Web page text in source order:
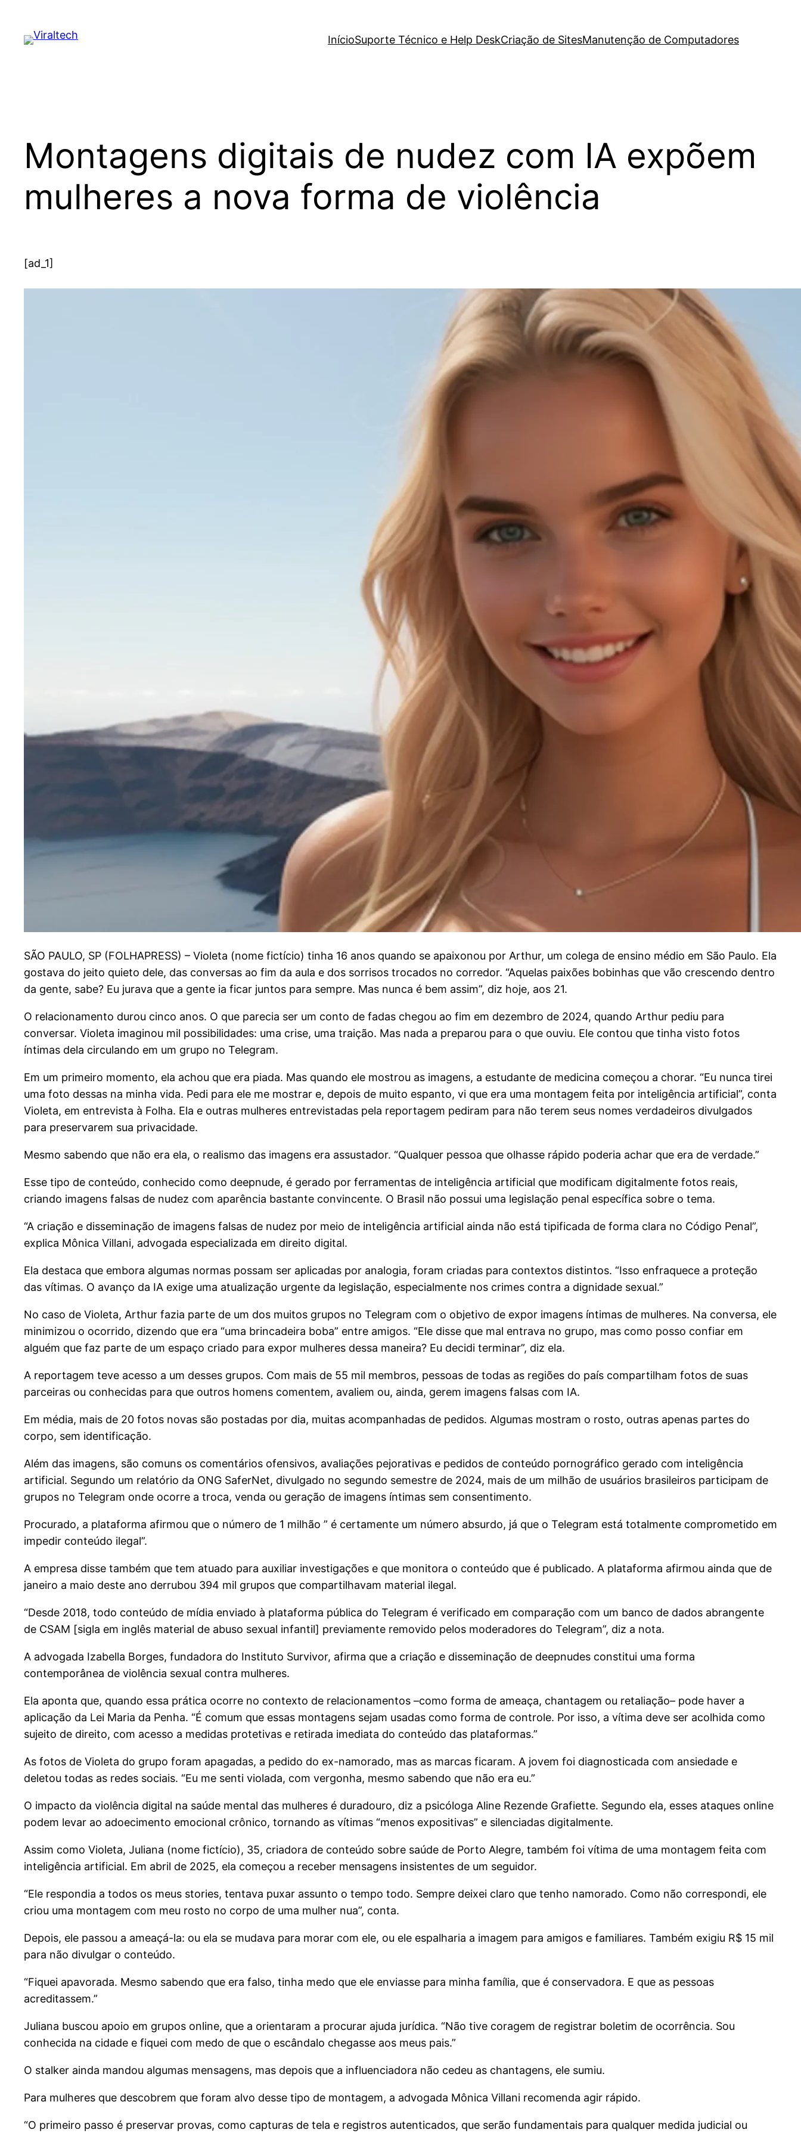
InícioSuporte Técnico e Help DeskCriação de SitesManutenção de Computadores
Montagens digitais de nudez com IA expõem
mulheres a nova forma de violência
[ad_1]
SÃO PAULO, SP (FOLHAPRESS) – Violeta (nome fictício) tinha 16 anos quando se apaixonou por Arthur, um colega de ensino médio em São Paulo. Ela
gostava do jeito quieto dele, das conversas ao fim da aula e dos sorrisos trocados no corredor. “Aquelas paixões bobinhas que vão crescendo dentro
da gente, sabe? Eu jurava que a gente ia ficar juntos para sempre. Mas nunca é bem assim”, diz hoje, aos 21.
O relacionamento durou cinco anos. O que parecia ser um conto de fadas chegou ao fim em dezembro de 2024, quando Arthur pediu para
conversar. Violeta imaginou mil possibilidades: uma crise, uma traição. Mas nada a preparou para o que ouviu. Ele contou que tinha visto fotos
íntimas dela circulando em um grupo no Telegram.
Em um primeiro momento, ela achou que era piada. Mas quando ele mostrou as imagens, a estudante de medicina começou a chorar. “Eu nunca tirei
uma foto dessas na minha vida. Pedi para ele me mostrar e, depois de muito espanto, vi que era uma montagem feita por inteligência artificial”, conta
Violeta, em entrevista à Folha. Ela e outras mulheres entrevistadas pela reportagem pediram para não terem seus nomes verdadeiros divulgados
para preservarem sua privacidade.
Mesmo sabendo que não era ela, o realismo das imagens era assustador. “Qualquer pessoa que olhasse rápido poderia achar que era de verdade.”
Esse tipo de conteúdo, conhecido como deepnude, é gerado por ferramentas de inteligência artificial que modificam digitalmente fotos reais,
criando imagens falsas de nudez com aparência bastante convincente. O Brasil não possui uma legislação penal específica sobre o tema.
“A criação e disseminação de imagens falsas de nudez por meio de inteligência artificial ainda não está tipificada de forma clara no Código Penal”,
explica Mônica Villani, advogada especializada em direito digital.
Ela destaca que embora algumas normas possam ser aplicadas por analogia, foram criadas para contextos distintos. “Isso enfraquece a proteção
das vítimas. O avanço da IA exige uma atualização urgente da legislação, especialmente nos crimes contra a dignidade sexual.”
No caso de Violeta, Arthur fazia parte de um dos muitos grupos no Telegram com o objetivo de expor imagens íntimas de mulheres. Na conversa, ele
minimizou o ocorrido, dizendo que era “uma brincadeira boba” entre amigos. “Ele disse que mal entrava no grupo, mas como posso confiar em
alguém que faz parte de um espaço criado para expor mulheres dessa maneira? Eu decidi terminar”, diz ela.
A reportagem teve acesso a um desses grupos. Com mais de 55 mil membros, pessoas de todas as regiões do país compartilham fotos de suas
parceiras ou conhecidas para que outros homens comentem, avaliem ou, ainda, gerem imagens falsas com IA.
Em média, mais de 20 fotos novas são postadas por dia, muitas acompanhadas de pedidos. Algumas mostram o rosto, outras apenas partes do
corpo, sem identificação.
Além das imagens, são comuns os comentários ofensivos, avaliações pejorativas e pedidos de conteúdo pornográfico gerado com inteligência
artificial. Segundo um relatório da ONG SaferNet, divulgado no segundo semestre de 2024, mais de um milhão de usuários brasileiros participam de
grupos no Telegram onde ocorre a troca, venda ou geração de imagens íntimas sem consentimento.
Procurado, a plataforma afirmou que o número de 1 milhão ” é certamente um número absurdo, já que o Telegram está totalmente comprometido em
impedir conteúdo ilegal”.
A empresa disse também que tem atuado para auxiliar investigações e que monitora o conteúdo que é publicado. A plataforma afirmou ainda que de
janeiro a maio deste ano derrubou 394 mil grupos que compartilhavam material ilegal.
“Desde 2018, todo conteúdo de mídia enviado à plataforma pública do Telegram é verificado em comparação com um banco de dados abrangente
de CSAM [sigla em inglês material de abuso sexual infantil] previamente removido pelos moderadores do Telegram”, diz a nota.
A advogada Izabella Borges, fundadora do Instituto Survivor, afirma que a criação e disseminação de deepnudes constitui uma forma
contemporânea de violência sexual contra mulheres.
Ela aponta que, quando essa prática ocorre no contexto de relacionamentos –como forma de ameaça, chantagem ou retaliação– pode haver a
aplicação da Lei Maria da Penha. “É comum que essas montagens sejam usadas como forma de controle. Por isso, a vítima deve ser acolhida como
sujeito de direito, com acesso a medidas protetivas e retirada imediata do conteúdo das plataformas.”
As fotos de Violeta do grupo foram apagadas, a pedido do ex-namorado, mas as marcas ficaram. A jovem foi diagnosticada com ansiedade e
deletou todas as redes sociais. “Eu me senti violada, com vergonha, mesmo sabendo que não era eu.”
O impacto da violência digital na saúde mental das mulheres é duradouro, diz a psicóloga Aline Rezende Grafiette. Segundo ela, esses ataques online
podem levar ao adoecimento emocional crônico, tornando as vítimas “menos expositivas” e silenciadas digitalmente.
Assim como Violeta, Juliana (nome fictício), 35, criadora de conteúdo sobre saúde de Porto Alegre, também foi vítima de uma montagem feita com
inteligência artificial. Em abril de 2025, ela começou a receber mensagens insistentes de um seguidor.
“Ele respondia a todos os meus stories, tentava puxar assunto o tempo todo. Sempre deixei claro que tenho namorado. Como não correspondi, ele
criou uma montagem com meu rosto no corpo de uma mulher nua”, conta.
Depois, ele passou a ameaçá-la: ou ela se mudava para morar com ele, ou ele espalharia a imagem para amigos e familiares. Também exigiu R$ 15 mil
para não divulgar o conteúdo.
“Fiquei apavorada. Mesmo sabendo que era falso, tinha medo que ele enviasse para minha família, que é conservadora. E que as pessoas
acreditassem.”
Juliana buscou apoio em grupos online, que a orientaram a procurar ajuda jurídica. “Não tive coragem de registrar boletim de ocorrência. Sou
conhecida na cidade e fiquei com medo de que o escândalo chegasse aos meus pais.”
O stalker ainda mandou algumas mensagens, mas depois que a influenciadora não cedeu as chantagens, ele sumiu.
Para mulheres que descobrem que foram alvo desse tipo de montagem, a advogada Mônica Villani recomenda agir rápido.
“O primeiro passo é preservar provas, como capturas de tela e registros autenticados, que serão fundamentais para qualquer medida judicial ou